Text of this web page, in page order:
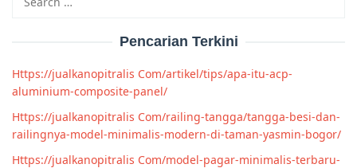
for:
Pencarian Terkini
Https://jualkanopitralis Com/artikel/tips/apa-itu-acp-
aluminium-composite-panel/
Https://jualkanopitralis Com/railing-tangga/tangga-besi-dan-
railingnya-model-minimalis-modern-di-taman-yasmin-bogor/
Https://jualkanopitralis Com/model-pagar-minimalis-terbaru-